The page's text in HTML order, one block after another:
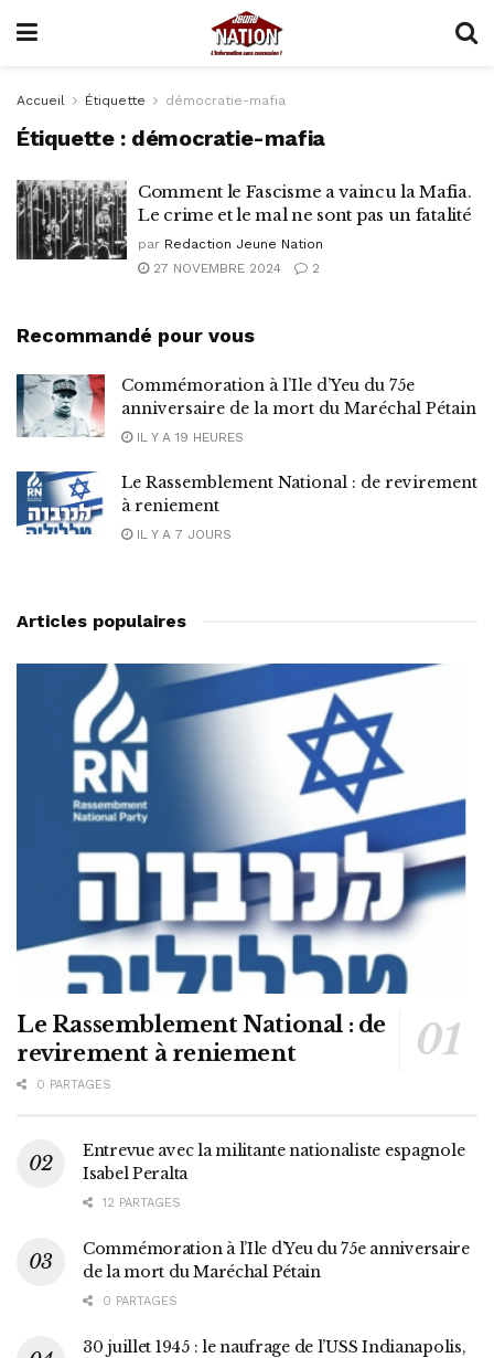
Accueil Étiquette démocratie-mafia
Étiquette : démocratie-mafia
Comment le Fascisme a vaincu la Mafia.
Le crime et le mal ne sont pas un fatalité
par Redaction Jeune Nation
27 NOVEMBRE 2024
2
Recommandé pour vous
Commémoration à l’Ile d’Yeu du 75e
anniversaire de la mort du Maréchal Pétain
IL Y A 19 HEURES
Le Rassemblement National : de revirement
à reniement
IL Y A 7 JOURS
Articles populaires
Le Rassemblement National : de
revirement à reniement
0 PARTAGES
Entrevue avec la militante nationaliste espagnole
Isabel Peralta
12 PARTAGES
Commémoration à l’Ile d’Yeu du 75e anniversaire
de la mort du Maréchal Pétain
0 PARTAGES
30 juillet 1945 : le naufrage de l’USS Indianapolis,